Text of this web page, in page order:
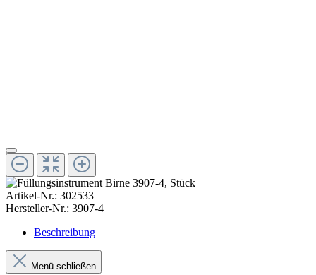
Artikel-Nr.: 302533
Hersteller-Nr.: 3907-4
Beschreibung
Menü schließen